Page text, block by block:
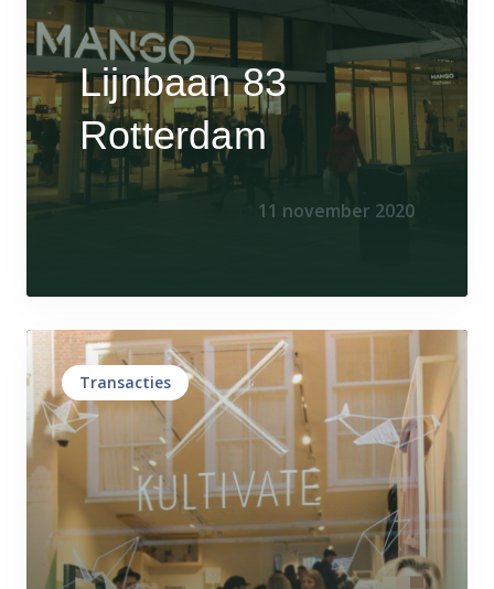
Lijnbaan 83
Rotterdam
11 november 2020
Transacties